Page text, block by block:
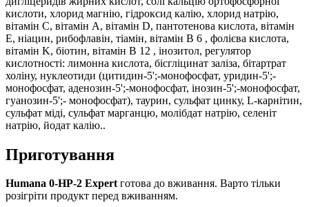
кислоти, хлорид магнію, гідроксид калію, хлорид натрію,
вітамін С, вітамін А, вітамін D, пантотенова кислота, вітамін
Е, ніацин, рибофлавін, тіамін, вітамін В 6 , фолієва кислота,
вітамін K, біотин, вітамін В 12 , інозитол, регулятор
кислотності: лимонна кислота, бісгліцинат заліза, бітартрат
холіну, нуклеотиди (цитидин-5';-монофосфат, уридин-5';-
монофосфат, аденозин-5';-монофосфат, інозин-5';-монофосфат,
гуанозин-5';- монофосфат), таурин, сульфат цинку, L-карнітин,
сульфат міді, сульфат марганцю, молібдат натрію, селеніт
натрію, йодат калію..
Приготування
Humana 0-HP-2 Expertготова до вживання. Варто тільки
розігріти продукт перед вживанням.